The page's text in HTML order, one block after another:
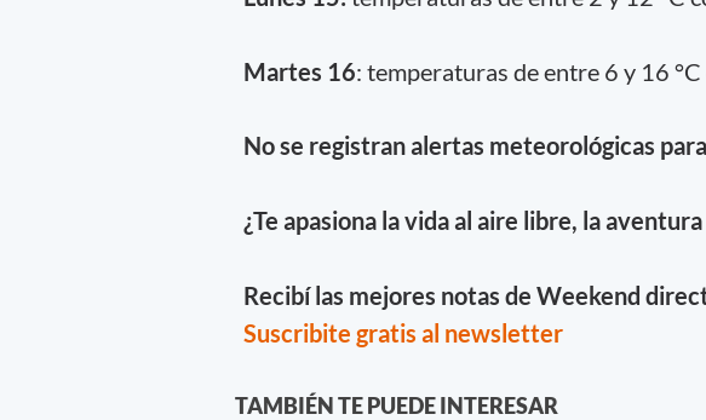
Martes 16: temperaturas de entre 6 y 16
No se registran alertas meteorológicas
¿Te apasiona la vida al aire libre, la
Recibí las mejores notas de Weekend
Suscribite gratis al newsletter
TAMBIÉN TE PUEDE INTERESAR